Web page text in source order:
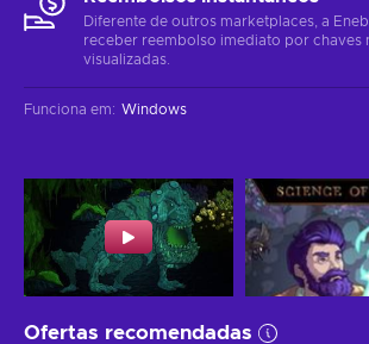
Diferente de outros marketplaces, a
receber reembolso imediato por chaves
visualizadas.
Funciona em: Windows
Ofertas recomendadas